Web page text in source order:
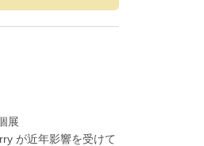
展
が近年影響を受けて